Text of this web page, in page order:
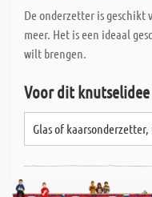
De onderzetter is geschikt
meer. Het is een ideaal
wilt brengen.
Voor dit
Glas of